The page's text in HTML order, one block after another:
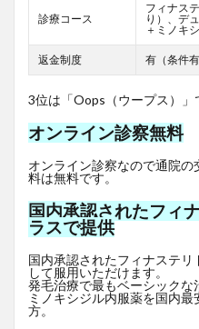
診療コース
フィナス
り）、デ
＋ミノキ
返金制度 有（条件有
3位は「Oops（ウープス）」
オンライン診察無料
オンライン診察なので通院
料は無料です。
国内承認されたフィ
ラスで提供
国内承認されたフィナステ
して服用いただけます。
発毛治療で最もベーシックな
ミノキシジル内服薬を国内
方。